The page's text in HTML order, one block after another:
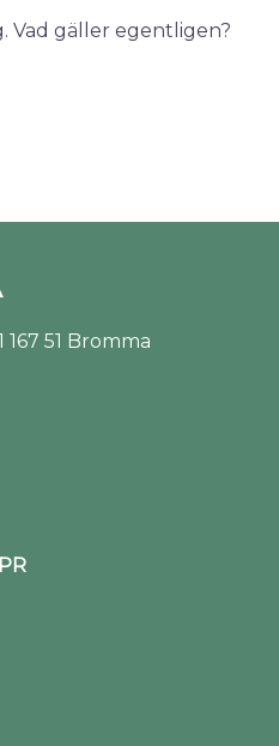
Vad gäller egentligen?
51 Bromma